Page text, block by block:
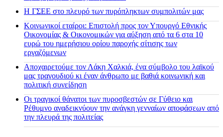
H ΓΣΕΕ στο πλευρό των πυρόπληκτων συμπολιτών μας
Κοινωνικοί εταίροι: Επιστολή προς τον Υπουργό Εθνικής
Οικονομίας & Οικονομικών για αύξηση από τα 6 στα 10
ευρώ του ημερήσιου ορίου παροχής σίτισης των
εργαζόμενων
Αποχαιρετούμε τον Λάκη Χαλκιά, ένα σύμβολο του λαϊκού
μας τραγουδιού κι έναν άνθρωπο με βαθιά κοινωνική και
πολιτική συνείδηση
Οι τραγικοί θάνατοι των πυροσβεστών σε Γύθειο και
Ρέθυμνο αναδεικνύουν την ανάγκη γενναίων αποφάσεων από
την πλευρά της πολιτείας